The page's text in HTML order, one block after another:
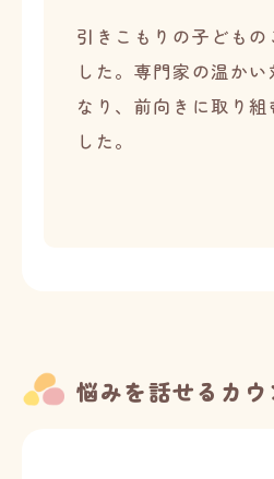
引きこもりの子どもの
した。専門家の温かい
なり、前向きに取り
した。
悩みを話せるカウ